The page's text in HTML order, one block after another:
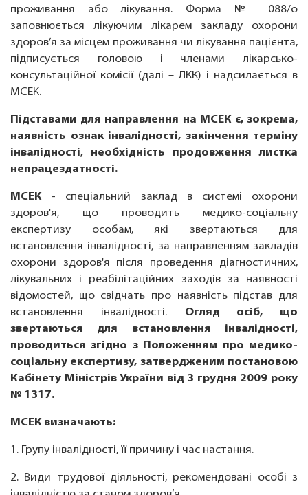
проживання або лікування. Форма № 088/о
заповнюється лікуючим лікарем закладу охорони
здоров’я за місцем проживання чи лікування пацієнта,
підписується головою і членами лікарсько-
консультаційної комісії (далі – ЛКК) і надсилається в
МСЕК.
Підставами для направлення на МСЕК є, зокрема,
наявність ознак інвалідності, закінчення терміну
інвалідності, необхідність продовження листка
непрацездатності.
МСЕК - спеціальний заклад в системі охорони
здоров'я, що проводить медико-соціальну
експертизу особам, які звертаються для
встановлення інвалідності, за направленням закладів
охорони здоров'я після проведення діагностичних,
лікувальних і реабілітаційних заходів за наявності
відомостей, що свідчать про наявність підстав для
встановлення інвалідності. Огляд осіб, що
звертаються для встановлення інвалідності,
проводиться згідно з Положенням про медико-
соціальну експертизу, затвердженим постановою
Кабінету Міністрів України від 3 грудня 2009 року
№ 1317.
МСЕК визначають:
1. Групу інвалідності, її причину і час настання.
2. Види трудової діяльності, рекомендовані особі з